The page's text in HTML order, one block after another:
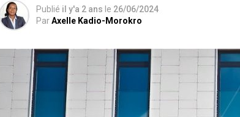
Publié il y'a 2 ans le 26/06/2024
ParAxelle Kadio-Morokro